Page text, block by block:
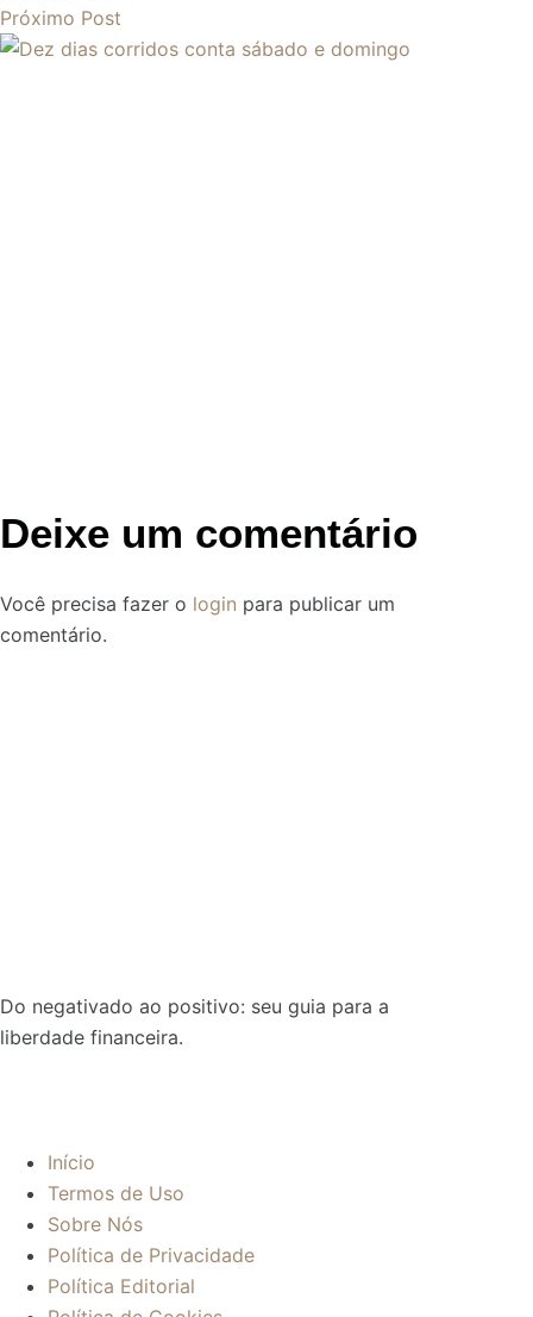
Próximo Post
Deixe um comentário
Você precisa fazer o login para publicar um
comentário.
Do negativado ao positivo: seu guia para a
liberdade financeira.
Início
Termos de Uso
Sobre Nós
Política de Privacidade
Política Editorial